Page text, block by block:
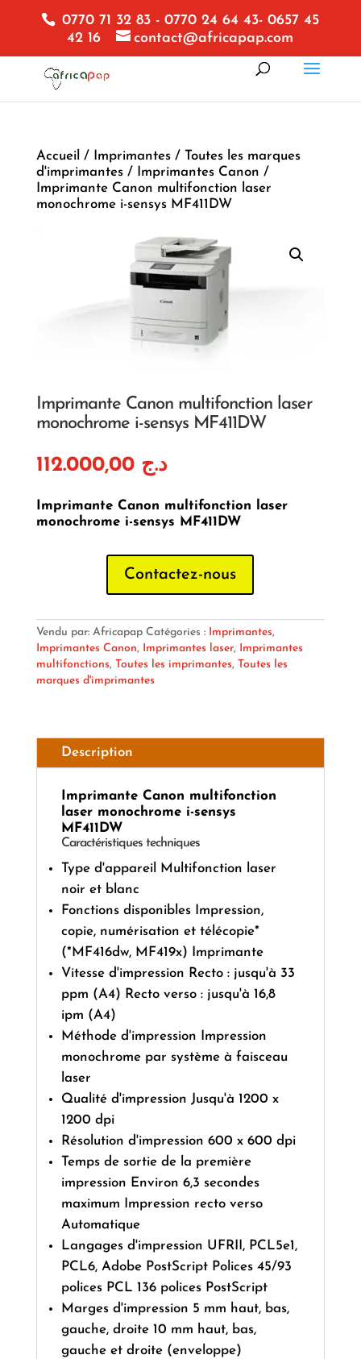
0770 71 32 83 - 0770 24 64 43- 0657 45
42 16
contact@africapap.com
Accueil / Imprimantes/ Toutes les marques
d'imprimantes/ Imprimantes Canon /
Imprimante Canon multifonction laser
monochrome i-sensys MF411DW
Imprimante Canon multifonction laser
monochrome i-sensys MF411DW
د.ج 112.000,00
Imprimante Canon multifonction laser
monochrome i-sensys MF411DW
Contactez-nous
Vendu par: Africapap Catégories : Imprimantes,
Imprimantes Canon, Imprimantes laser, Imprimantes
multifonctions, Toutes les imprimantes, Toutes les
marques d'imprimantes
Description
Imprimante Canon multifonction
laser monochrome i-sensys
MF411DW
Caractéristiques techniques
Type d'appareil Multifonction laser
noir et blanc
Fonctions disponibles Impression,
copie, numérisation et télécopie*
(*MF416dw, MF419x) Imprimante
Vitesse d'impression Recto : jusqu'à 33
ppm (A4) Recto verso : jusqu'à 16,8
ipm (A4)
Méthode d'impression Impression
monochrome par système à faisceau
laser
Qualité d'impression Jusqu'à 1200 x
1200 dpi
Résolution d'impression 600 x 600 dpi
Temps de sortie de la première
impression Environ 6,3 secondes
maximum Impression recto verso
Automatique
Langages d'impression UFRII, PCL5e1,
PCL6, Adobe PostScript Polices 45/93
polices PCL 136 polices PostScript
Marges d'impression 5 mm haut, bas,
gauche, droite 10 mm haut, bas,
gauche et droite (enveloppe)